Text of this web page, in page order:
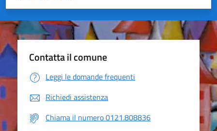
Valuta 5 stelle su 5
Valuta 4 stelle su 5
Valuta 3 stelle su 5
Valuta 2 stelle su 5
Valuta 1 stelle su 5
Contatta il comune
Leggi le domande frequenti
Richiedi assistenza
Chiama il numero 0121.808836